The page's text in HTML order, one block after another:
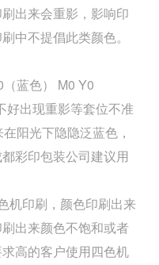
出来会重影，影响印
中不提倡此类颜色。
蓝色） M0 Y0
好出现重影等套位不准
阳光下隐隐泛蓝色，
彩印包装公司建议用
机印刷，颜色印刷出来
出来颜色不饱和或者
高的客户使用四色机
制的厚度选择，核心是
见破损问题 提前规
么选？烫
刷工艺怎么选？烫